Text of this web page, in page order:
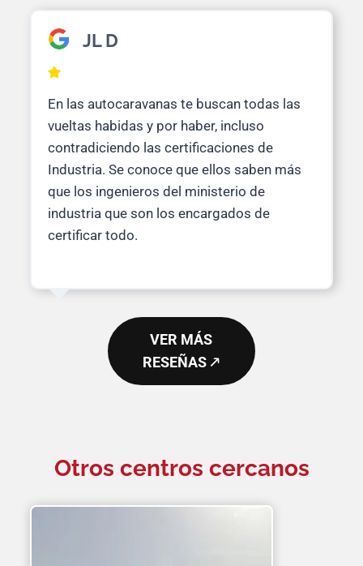
JL D
En las autocaravanas te buscan todas las
vueltas habidas y por haber, incluso
contradiciendo las certificaciones de
Industria. Se conoce que ellos saben más
que los ingenieros del ministerio de
industria que son los encargados de
certificar todo.
VER MÁS
RESEÑAS 🡕
Otros centros cercanos